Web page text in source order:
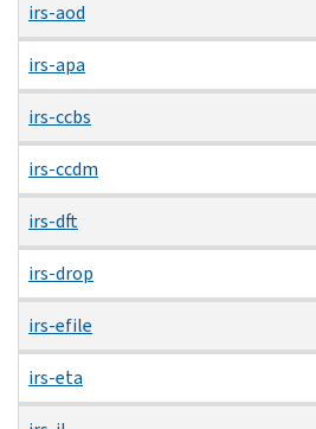
irs-aod
irs-apa
irs-ccbs
irs-ccdm
irs-dft
irs-drop
irs-efile
irs-eta